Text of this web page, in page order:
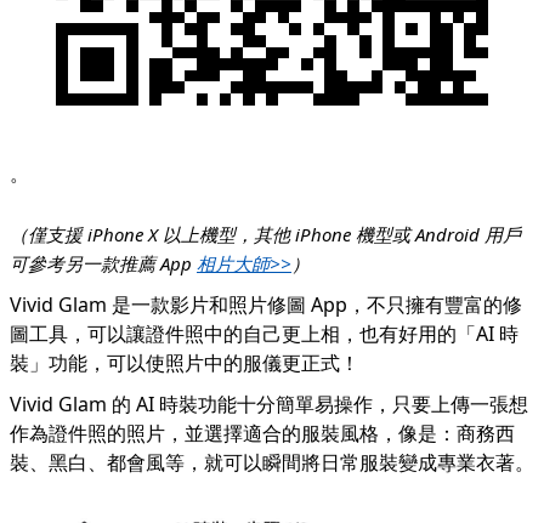
。
（僅支援 iPhone X 以上機型，其他 iPhone 機型或 Android 用戶
可參考另一款推薦 App 相片大師>> ）
Vivid Glam 是一款影片和照片修圖 App，不只擁有豐富的修
圖工具，可以讓證件照中的自己更上相，也有好用的「AI 時
裝」功能，可以使照片中的服儀更正式！
Vivid Glam 的 AI 時裝功能十分簡單易操作，只要上傳一張想
作為證件照的照片，並選擇適合的服裝風格，像是：商務西
裝、黑白、都會風等，就可以瞬間將日常服裝變成專業衣著。